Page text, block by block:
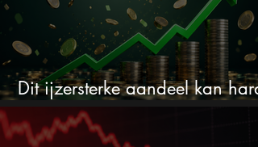
Dit ijzersterke aandeel kan hard
stijgen maar bijna niemand kijkt